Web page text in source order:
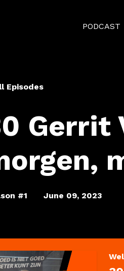
PODCAST
Gerrit
Episodes
#1 June 09, 2023